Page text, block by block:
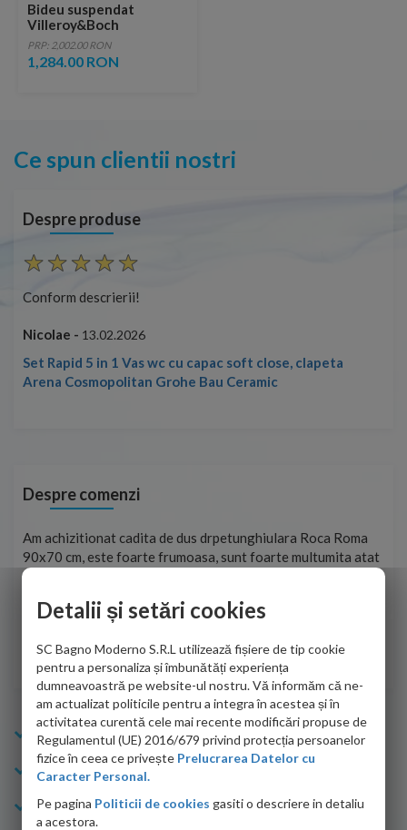
Bideu suspendat
Villeroy&Boch
Architectura 53x37xH40
cm
PRP: 2,002.00 RON
1,284.00 RON
Ce spun clientii nostri
Despre produse
Conform descrierii!
Nicolae - 13.02.2026
Set Rapid 5 in 1 Vas wc cu capac soft close, clapeta
Arena Cosmopolitan Grohe Bau Ceramic
Despre comenzi
Am achizitionat cadita de dus drpetunghiulara Roca Roma
90x70 cm, este foarte frumoasa, sunt foarte multumita atat
de personalul firmei dvs. cu care am colaborat in obtinerea
adus coletul in siguranta.Numai bine, va doresc!
Sofrone Viviana -28.07.2026
Info Bagno
Cumparaturi
Suport clienti
Detalii și setări cookies
SC Bagno Moderno S.R.L utilizează fișiere de tip cookie
pentru a personaliza și îmbunătăți experiența
dumneavoastră pe website-ul nostru. Vă informăm că ne-
am actualizat politicile pentru a integra în acestea și în
activitatea curentă cele mai recente modificări propuse de
Regulamentul (UE) 2016/679 privind protecția persoanelor
fizice în ceea ce privește Prelucrarea Datelor cu
Caracter Personal.
Pe pagina Politicii de cookies gasiti o descriere in detaliu
a acestora.